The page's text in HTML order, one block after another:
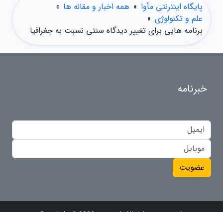
پایگاه اینترنتی مأوا » همه اخبار و مقاله ها »
علم و تکنولوژی »
برنامه هایی برای تغییر دیدگاه سنتی نسبت به جغرافیا
خبرنامه
عضویت